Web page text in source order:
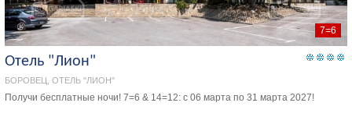
7=6
Отель "Лион"
БОРОВЕЦ, ОТЕЛЬ "ЛИОН"
Получи бесплатныe ночи! 7=6 & 14=12: с 06 марта по 31 марта 2027!